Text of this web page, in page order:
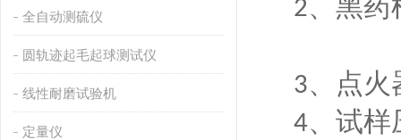
全自动测硫仪
圆轨迹起毛起球测试仪
线性耐磨试验机
定量仪
2、黑药
3、点火
4、试样